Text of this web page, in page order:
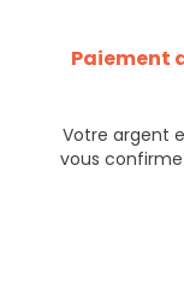
Paiement
Votre argent
vous